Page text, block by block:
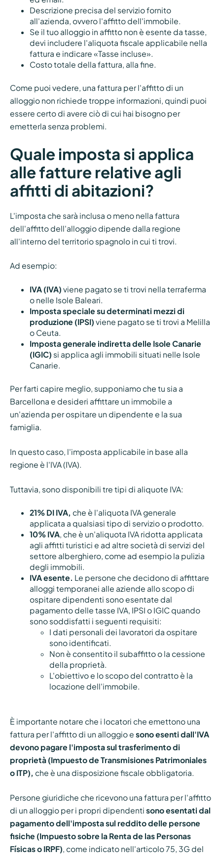
Descrizione precisa del servizio fornito
all'azienda, ovvero l'affitto dell'immobile.
Se il tuo alloggio in affitto non è esente da tasse,
devi includere l'aliquota fiscale applicabile nella
fattura e indicare «Tasse incluse».
Costo totale della fattura, alla fine.
Come puoi vedere, una fattura per l'affitto di un
alloggio non richiede troppe informazioni, quindi puoi
essere certo di avere ciò di cui hai bisogno per
emetterla senza problemi.
Quale imposta si applica
alle fatture relative agli
affitti di abitazioni?
L'imposta che sarà inclusa o meno nella fattura
dell'affitto dell'alloggio dipende dalla regione
all'interno del territorio spagnolo in cui ti trovi.
Ad esempio:
IVA (IVA) viene pagato se ti trovi nella terraferma
o nelle Isole Baleari.
Imposta speciale su determinati mezzi di
produzione (IPSI) viene pagato se ti trovi a Melilla
o Ceuta.
Imposta generale indiretta delle Isole Canarie
(IGIC) si applica agli immobili situati nelle Isole
Canarie.
Per farti capire meglio, supponiamo che tu sia a
Barcellona e desideri affittare un immobile a
un'azienda per ospitare un dipendente e la sua
famiglia.
In questo caso, l'imposta applicabile in base alla
regione è l'IVA (IVA).
Tuttavia, sono disponibili tre tipi di aliquote IVA:
21% DI IVA, che è l'aliquota IVA generale
applicata a qualsiasi tipo di servizio o prodotto.
10% IVA, che è un'aliquota IVA ridotta applicata
agli affitti turistici e ad altre società di servizi del
settore alberghiero, come ad esempio la pulizia
degli immobili.
IVA esente. Le persone che decidono di affittare
alloggi temporanei alle aziende allo scopo di
ospitare dipendenti sono esentate dal
pagamento delle tasse IVA, IPSI o IGIC quando
sono soddisfatti i seguenti requisiti:
I dati personali dei lavoratori da ospitare
sono identificati.
Non è consentito il subaffitto o la cessione
della proprietà.
L'obiettivo e lo scopo del contratto è la
locazione dell'immobile.
È importante notare che i locatori che emettono una
fattura per l'affitto di un alloggio e sono esenti dall'IVA
devono pagare l'imposta sul trasferimento di
proprietà (Impuesto de Transmisiones Patrimoniales
o ITP), che è una disposizione fiscale obbligatoria.
Persone giuridiche che ricevono una fattura per l'affitto
di un alloggio per i propri dipendenti sono esentati dal
pagamento dell'imposta sul reddito delle persone
fisiche (Impuesto sobre la Renta de las Personas
Físicas o IRPF), come indicato nell'articolo 75, 3G del